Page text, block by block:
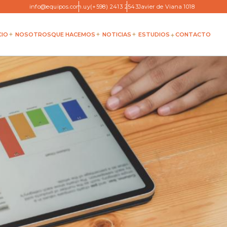
info@equipos.com.uy(+598) 2413 2543Javier de Viana 1018
NOSOTROSQUE HACEMOS NOTICIAS ESTUDIOS CONTACTO